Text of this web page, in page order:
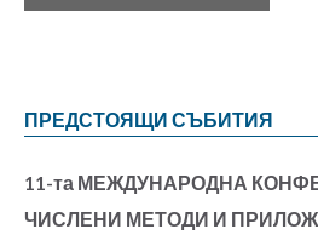
ПРЕДСТОЯЩИ СЪБИТИЯ
11-та МЕЖДУНАРОДНА
ЧИСЛЕНИ МЕТОДИ И